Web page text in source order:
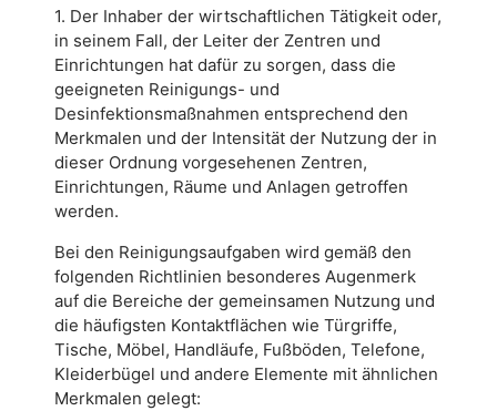
1. Der Inhaber der wirtschaftlichen Tätigkeit oder,
in seinem Fall, der Leiter der Zentren und
Einrichtungen hat dafür zu sorgen, dass die
geeigneten Reinigungs- und
Desinfektionsmaßnahmen entsprechend den
Merkmalen und der Intensität der Nutzung der in
dieser Ordnung vorgesehenen Zentren,
Einrichtungen, Räume und Anlagen getroffen
werden.
Bei den Reinigungsaufgaben wird gemäß den
folgenden Richtlinien besonderes Augenmerk
auf die Bereiche der gemeinsamen Nutzung und
die häufigsten Kontaktflächen wie Türgriffe,
Tische, Möbel, Handläufe, Fußböden, Telefone,
Kleiderbügel und andere Elemente mit ähnlichen
Merkmalen gelegt: